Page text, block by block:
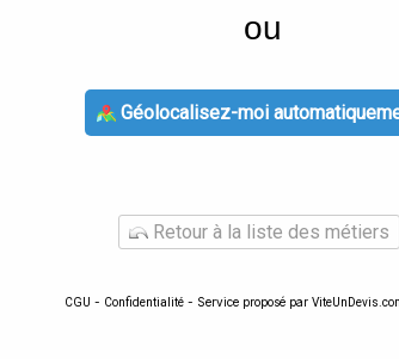
ou
Géolocalisez-moi
Retour à la liste des métiers
CGU - Confidentialité - Service proposé par